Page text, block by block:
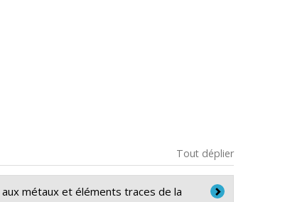
Tout déplier
métaux et éléments traces de la